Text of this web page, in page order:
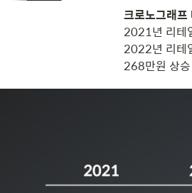
2021년 리테
2022년 리테
268만원 상승